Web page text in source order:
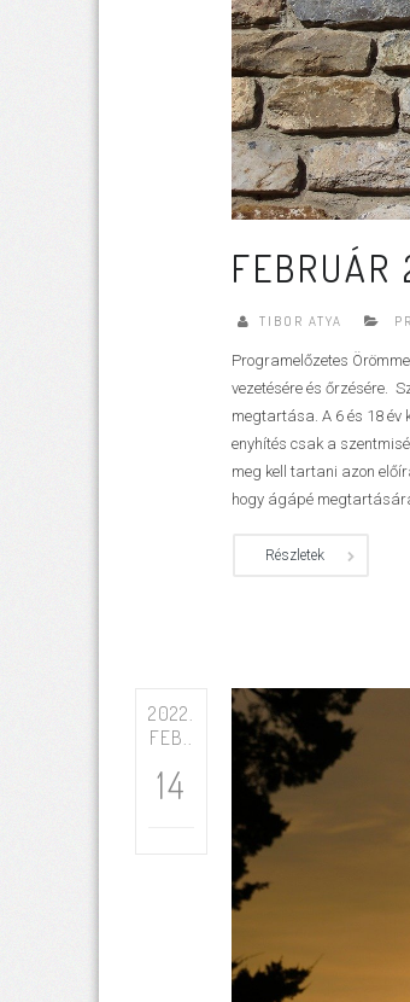
FEBRUÁR
TIBOR ATYA
Programelőzetes
vezetésére és őrzésére.
megtartása. A 6 és 18
enyhítés csak a
meg kell tartani azon
hogy ágápé megtartására
Részletek
2022.
FEB..
14